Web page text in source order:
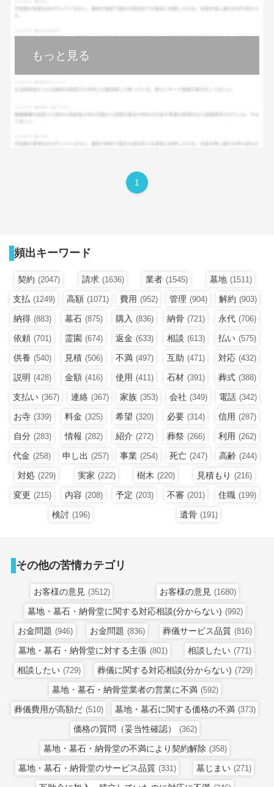
もっと見る
1
頻出キーワード
契約 (2047) 請求 (1636) 業者 (1545) 墓地 (1511)
支払 (1249) 高額 (1071) 費用 (952) 管理 (904) 解約 (903)
納得 (883) 墓石 (875) 購入 (836) 納骨 (721) 永代 (706)
依頼 (701) 霊園 (674) 返金 (633) 相談 (613) 払い (575)
供養 (540) 見積 (506) 不満 (497) 互助 (471) 対応 (432)
説明 (428) 金額 (416) 使用 (411) 石材 (391) 葬式 (388)
支払い (367) 連絡 (367) 家族 (353) 会社 (349) 電話 (342)
お寺 (339) 料金 (325) 希望 (320) 必要 (314) 信用 (287)
自分 (283) 情報 (282) 紹介 (272) 葬祭 (266) 利用 (262)
代金 (258) 申し出 (257) 事業 (254) 死亡 (247) 高齢 (244)
対処 (229) 実家 (222) 樹木 (220) 見積もり (216)
変更 (215) 内容 (208) 予定 (203) 不審 (201) 住職 (199)
検討 (196) 遺骨 (191)
その他の苦情カテゴリ
お客様の意見 (3512) お客様の意見 (1680)
墓地・墓石・納骨堂に関する対応相談(分からない) (992)
お金問題 (946) お金問題 (836) 葬儀サービス品質 (816)
墓地・墓石・納骨堂に対する主張 (801) 相談したい (771)
相談したい (729) 葬儀に関する対応相談(分からない) (729)
墓地・墓石・納骨堂業者の営業に不満 (592)
葬儀費用が高額だ (510) 墓地・墓石に関する価格の不満 (373)
価格の質問（妥当性確認） (362)
墓地・墓石・納骨堂の不満により契約解除 (358)
墓地・墓石・納骨堂のサービス品質 (331) 墓じまい (271)